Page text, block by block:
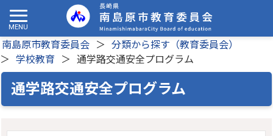
南島原市教育委員会
分類から探す（教育委員会）
学校教育
通学路交通安全プログラム
通学路交通安全プログラム